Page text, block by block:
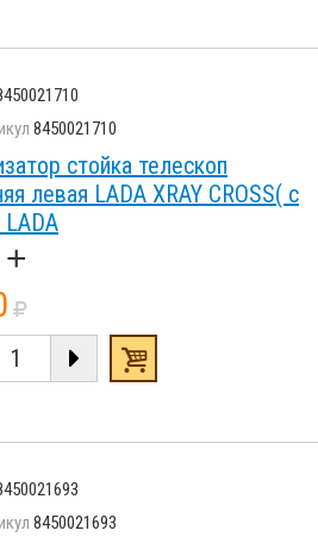
8450021710
стойка телескоп
левая LADA XRAY CROSS( с
+
8450021693